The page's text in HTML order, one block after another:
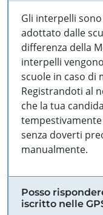
Gli interpelli
adottato dalle
differenza della
interpelli
scuole in caso di
Registrandoti al
che la tua
senza doverti
manualmente.
Posso
iscritto nelle